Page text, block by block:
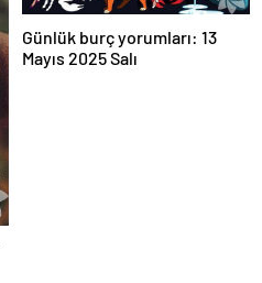
Günlük burç yorumları: 13
Mayıs 2025 Salı